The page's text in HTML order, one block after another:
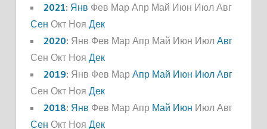
2021: Янв Фев Мар Апр Май Июн Июл Авг
Сен Окт Ноя Дек
2020: Янв Фев Мар Апр Май Июн Июл Авг
Сен Окт Ноя Дек
2019: Янв Фев Мар Апр Май Июн Июл Авг
Сен Окт Ноя Дек
2018: Янв Фев Мар Апр Май Июн Июл Авг
Сен Окт Ноя Дек